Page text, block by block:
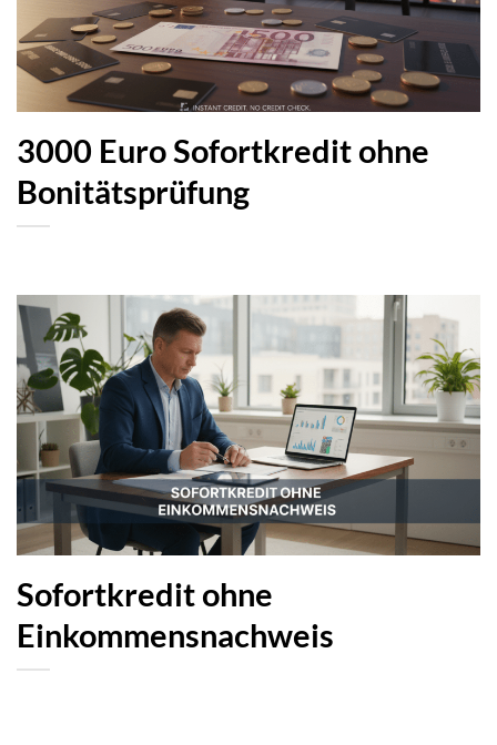
3000 Euro Sofortkredit ohne
Bonitätsprüfung
Sofortkredit ohne
Einkommensnachweis